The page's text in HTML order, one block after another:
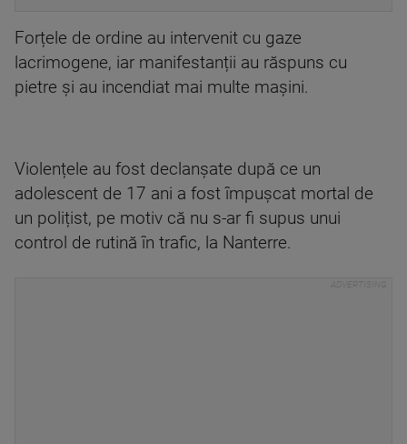
Forțele de ordine au intervenit cu gaze
lacrimogene, iar manifestanții au răspuns cu
pietre și au incendiat mai multe mașini.
Violențele au fost declanșate după ce un
adolescent de 17 ani a fost împușcat mortal de
un polițist, pe motiv că nu s-ar fi supus unui
control de rutină în trafic, la Nanterre.